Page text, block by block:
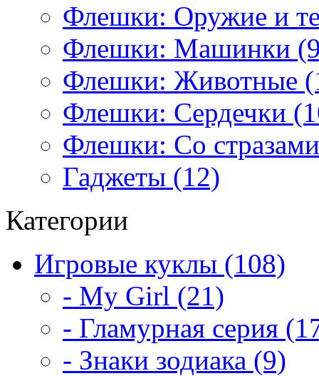
Флешки: Оружие и
Флешки: Машинки
Флешки: Животные
Флешки: Сердечки
Флешки: Со
Гаджеты (12)
Категории
Игровые куклы (108)
- My Girl (21)
- Гламурная серия
- Знаки зодиака (9)